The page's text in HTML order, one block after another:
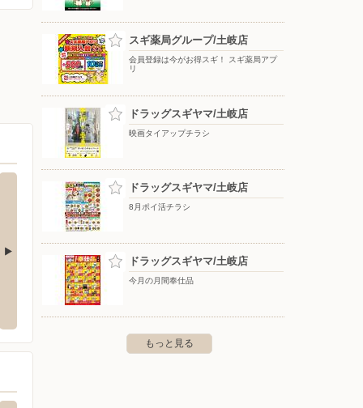
見店
十九田町一丁目4番地1
スーパーセンターオークワ 関店
スギ薬局グループ/土岐店
会員登録は今がお得スギ！ スギ薬局アプ
リ
ドラッグスギヤマ/土岐店
映画タイアップチラシ
ドラッグスギヤマ/土岐店
8月ポイ活チラシ
ドラッグスギヤマ/土岐店
今月の月間奉仕品
もっと見る